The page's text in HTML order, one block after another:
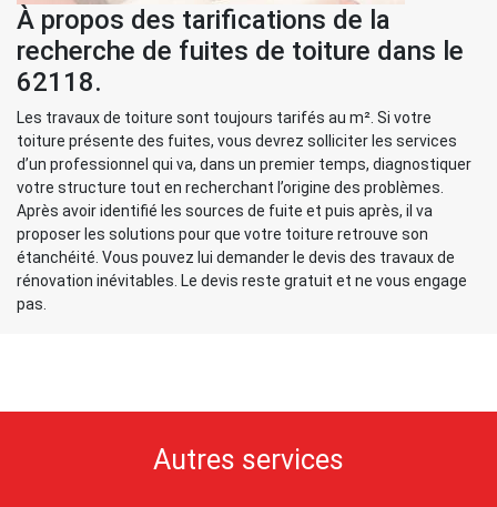
À propos des tarifications de la
recherche de fuites de toiture dans le
62118.
Les travaux de toiture sont toujours tarifés au m². Si votre
toiture présente des fuites, vous devrez solliciter les services
d’un professionnel qui va, dans un premier temps, diagnostiquer
votre structure tout en recherchant l’origine des problèmes.
Après avoir identifié les sources de fuite et puis après, il va
proposer les solutions pour que votre toiture retrouve son
étanchéité. Vous pouvez lui demander le devis des travaux de
rénovation inévitables. Le devis reste gratuit et ne vous engage
pas.
Autres services